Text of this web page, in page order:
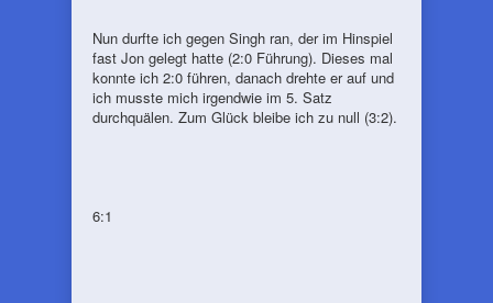
Nun durfte ich gegen Singh ran, der im Hinspiel
fast Jon gelegt hatte (2:0 Führung). Dieses mal
konnte ich 2:0 führen, danach drehte er auf und
ich musste mich irgendwie im 5. Satz
durchquälen. Zum Glück bleibe ich zu null (3:2).
6:1